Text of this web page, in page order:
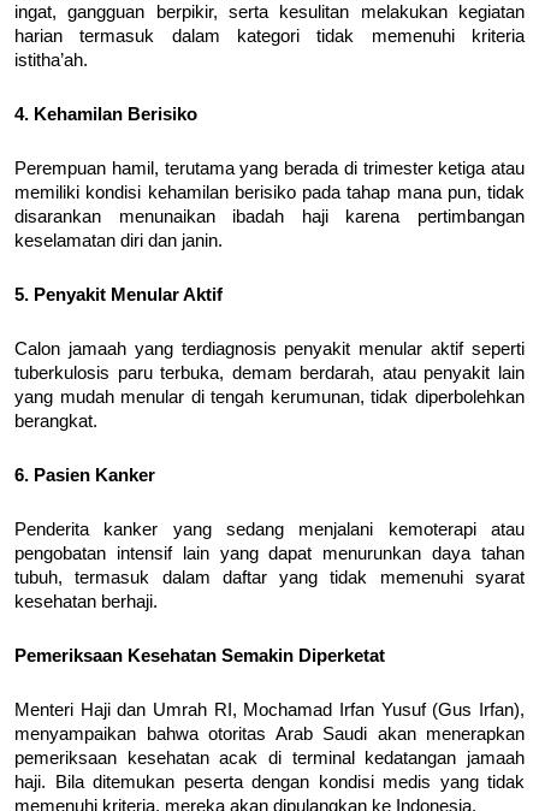
ingat, gangguan berpikir, serta kesulitan melakukan kegiatan
harian termasuk dalam kategori tidak memenuhi kriteria
istitha’ah.
4. Kehamilan Berisiko
Perempuan hamil, terutama yang berada di trimester ketiga atau
memiliki kondisi kehamilan berisiko pada tahap mana pun, tidak
disarankan menunaikan ibadah haji karena pertimbangan
keselamatan diri dan janin.
5. Penyakit Menular Aktif
Calon jamaah yang terdiagnosis penyakit menular aktif seperti
tuberkulosis paru terbuka, demam berdarah, atau penyakit lain
yang mudah menular di tengah kerumunan, tidak diperbolehkan
berangkat.
6. Pasien Kanker
Penderita kanker yang sedang menjalani kemoterapi atau
pengobatan intensif lain yang dapat menurunkan daya tahan
tubuh, termasuk dalam daftar yang tidak memenuhi syarat
kesehatan berhaji.
Pemeriksaan Kesehatan Semakin Diperketat
Menteri Haji dan Umrah RI, Mochamad Irfan Yusuf (Gus Irfan),
menyampaikan bahwa otoritas Arab Saudi akan menerapkan
pemeriksaan kesehatan acak di terminal kedatangan jamaah
haji. Bila ditemukan peserta dengan kondisi medis yang tidak
memenuhi kriteria, mereka akan dipulangkan ke Indonesia.